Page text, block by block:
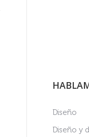
Diseño
Diseño y